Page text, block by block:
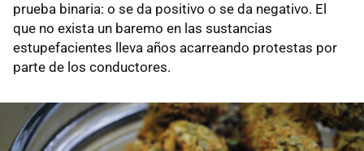
prueba binaria: o se da positivo o se da negativo. El
que no exista un baremo en las sustancias
estupefacientes lleva años acarreando protestas por
parte de los conductores.